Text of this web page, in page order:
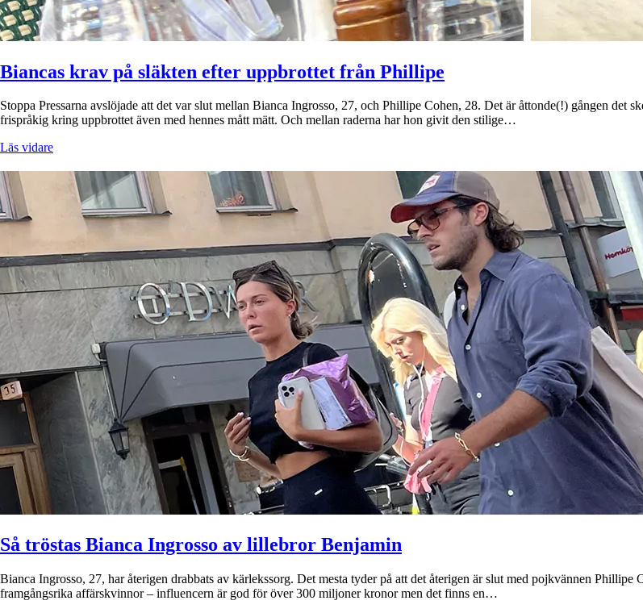
Biancas krav på släkten efter uppbrottet från Phillipe
Stoppa Pressarna avslöjade att det var slut mellan Bianca Ingrosso, 27, och Phillipe Cohen, 28. Det är åttonde(!) gången det
frispråkig kring uppbrottet även med hennes mått mätt. Och mellan raderna har hon givit den stilige…
Läs vidare
Så tröstas Bianca Ingrosso av lillebror Benjamin
Bianca Ingrosso, 27, har återigen drabbats av kärlekssorg. Det mesta tyder på att det återigen är slut med pojkvännen
framgångsrika affärskvinnor – influencern är god för över 300 miljoner kronor men det finns en…